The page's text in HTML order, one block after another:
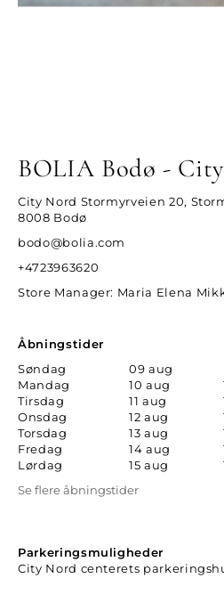
BOLIA Bodø -
City Nord Stormyrveien 20,
8008 Bodø
bodo@bolia.com
+4723963620
Store Manager: Maria Elena
Åbningstider
Søndag
09 aug
Mandag
10 aug
Tirsdag
11 aug
Onsdag
12 aug
Torsdag
13 aug
Fredag
14 aug
Lørdag
15 aug
Se flere åbningstider
Parkeringsmuligheder
City Nord centerets